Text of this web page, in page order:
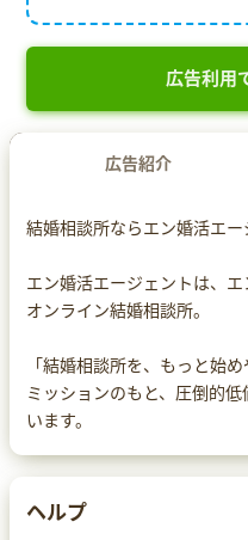
広告利用
広告紹介
結婚相談所ならエン婚活エー
エン婚活エージェントは、
オンライン結婚相談所。
「結婚相談所を、もっと始
ミッションのもと、圧倒的
います。
ヘルプ